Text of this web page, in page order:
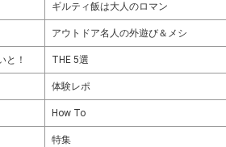
ギルティ飯は大人のロマン
アウトドア名人の外遊び＆メシ
と！ THE 5選
体験レポ
How To
特集